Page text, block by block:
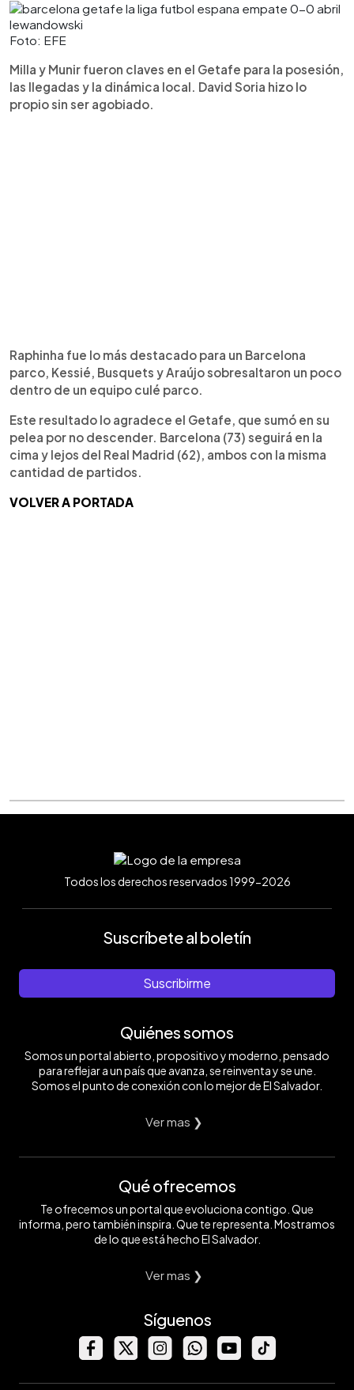
Foto: EFE
Milla y Munir fueron claves en el Getafe para la posesión,
las llegadas y la dinámica local. David Soria hizo lo
propio sin ser agobiado.
Raphinha fue lo más destacado para un Barcelona
parco, Kessié, Busquets y Araújo sobresaltaron un poco
dentro de un equipo culé parco.
Este resultado lo agradece el Getafe, que sumó en su
pelea por no descender. Barcelona (73) seguirá en la
cima y lejos del Real Madrid (62), ambos con la misma
cantidad de partidos.
VOLVER A PORTADA
Todos los derechos reservados 1999-2026
Suscríbete al boletín
Suscribirme
Quiénes somos
Somos un portal abierto, propositivo y moderno, pensado
para reflejar a un país que avanza, se reinventa y se une.
Somos el punto de conexión con lo mejor de El Salvador.
Ver mas ❯
Qué ofrecemos
Te ofrecemos un portal que evoluciona contigo. Que
informa, pero también inspira. Que te representa. Mostramos
de lo que está hecho El Salvador.
Ver mas ❯
Síguenos